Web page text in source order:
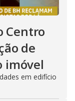
Centro
de
imóvel
em edifício